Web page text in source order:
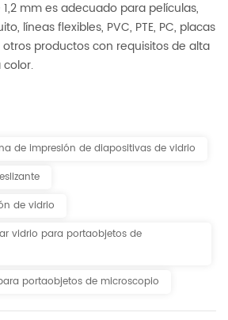
mm es adecuado para películas,
líneas flexibles, PVC, PTE, PC, placas
productos con requisitos de alta
color.
de impresión de diapositivas de vidrio
de vidrio
vidrio para portaobjetos de
portaobjetos de microscopio